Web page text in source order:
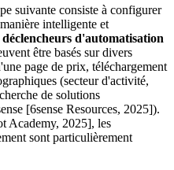
suivante consiste à configurer
intelligente et
déclencheurs d'automatisation
être basés sur divers
page de prix, téléchargement
(secteur d'activité,
de solutions
[6sense Resources, 2025]).
Academy, 2025], les
sont particulièrement